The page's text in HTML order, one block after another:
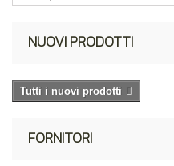
NUOVI PRODOTTI
Tutti i nuovi prodotti
FORNITORI